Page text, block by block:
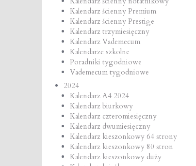
Kalendarz ścienny Premium
Kalendarz ścienny Prestige
Kalendarz trzymiesięczny
Kalendarz Vademecum
Kalendarze szkolne
Poradniki tygodniowe
Vademecum tygodniowe
2024
Kalendarz A4 2024
Kalendarz biurkowy
Kalendarz czteromiesięczny
Kalendarz dwumiesięczny
Kalendarz kieszonkowy 64 strony
Kalendarz kieszonkowy 80 stron
Kalendarz kieszonkowy duży